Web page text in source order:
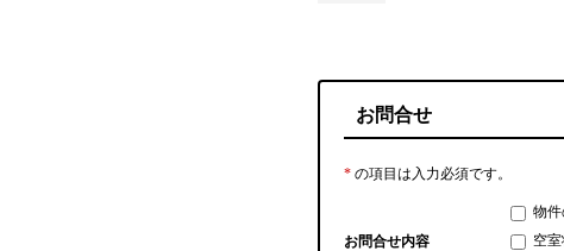
お問合せ
* の項目は入力必須です。
お問合せ内容
物
空